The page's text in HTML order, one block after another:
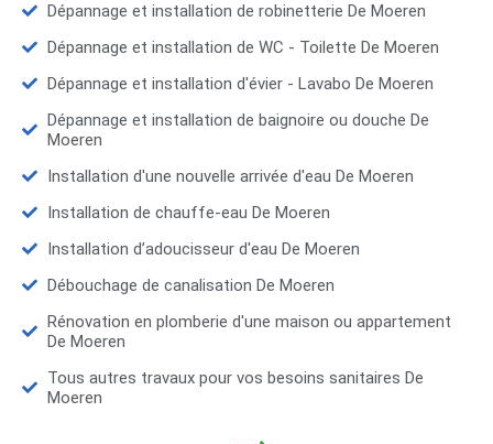
Dépannage et installation de robinetterie De Moeren
Dépannage et installation de WC - Toilette De Moeren
Dépannage et installation d'évier - Lavabo De Moeren
Dépannage et installation de baignoire ou douche De
Moeren
Installation d'une nouvelle arrivée d'eau De Moeren
Installation de chauffe-eau De Moeren
Installation d’adoucisseur d'eau De Moeren
Débouchage de canalisation De Moeren
Rénovation en plomberie d'une maison ou appartement
De Moeren
Tous autres travaux pour vos besoins sanitaires De
Moeren